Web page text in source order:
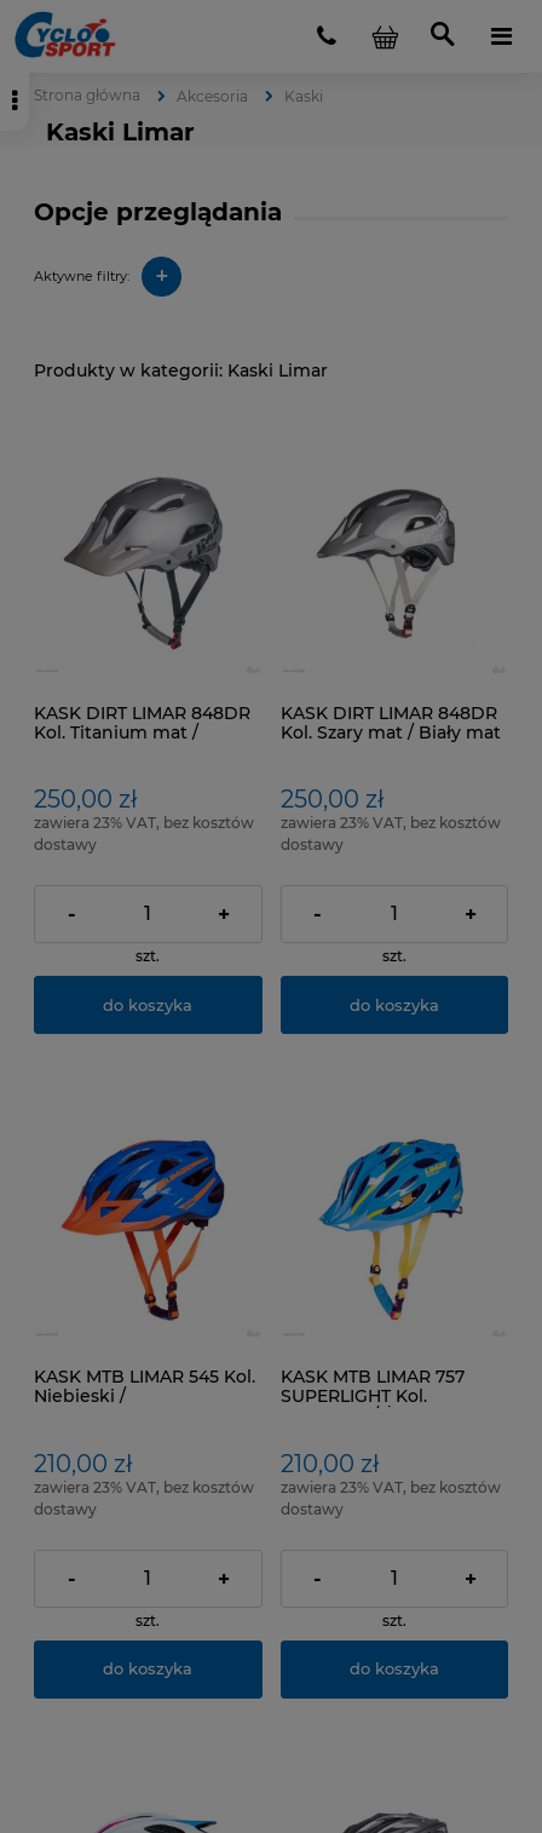
Strona główna Akcesoria Kaski
Kaski Limar
Opcje przeglądania
Aktywne filtry: +
Kaski Limar
KASK DIRT LIMAR 848DR
Kol. Titanium mat /
250,00 zł
zawiera 23% VAT, bez kosztów
dostawy
- +
szt.
do koszyka
KASK DIRT LIMAR 848DR
Kol. Szary mat / Biały mat
250,00 zł
zawiera 23% VAT, bez kosztów
dostawy
- +
szt.
do koszyka
KASK MTB LIMAR 545 Kol.
Niebieski /
210,00 zł
zawiera 23% VAT, bez kosztów
dostawy
- +
szt.
do koszyka
KASK MTB LIMAR 757
SUPERLIGHT Kol.
210,00 zł
zawiera 23% VAT, bez kosztów
dostawy
- +
szt.
do koszyka